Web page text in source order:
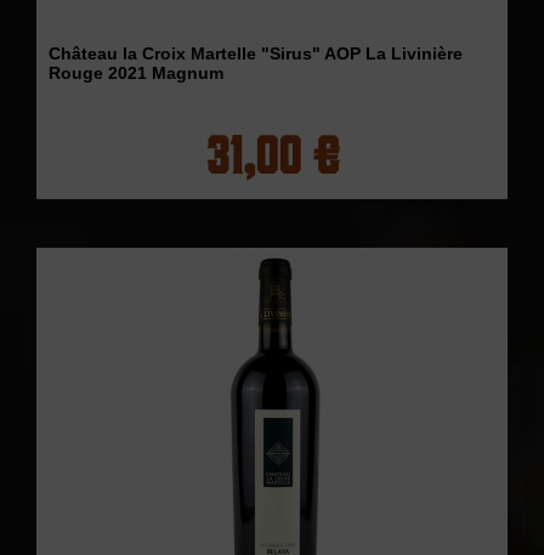
Château la Croix Martelle "Sirus" AOP La Livinière
Rouge 2021 Magnum
31,00 €